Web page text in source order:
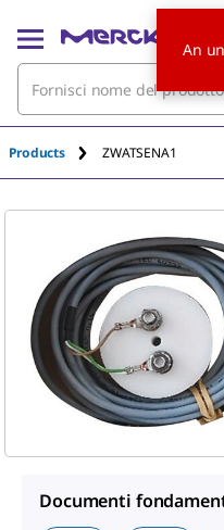
Products ZWATSENA1
Documenti
An